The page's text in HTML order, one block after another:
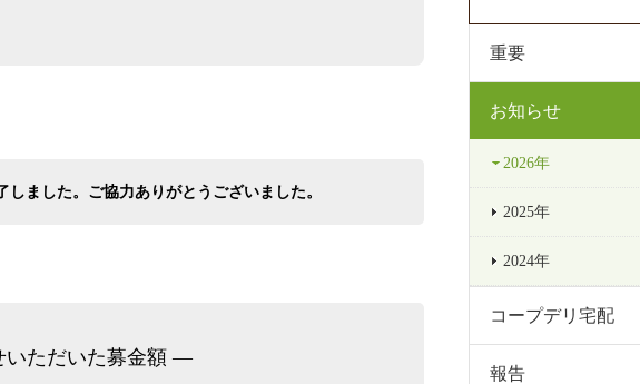
しました。ご協力ありがとうございました。
ただいた募金額 ―
重要
お知らせ
2026年
2025年
2024年
コープデリ宅配
報告